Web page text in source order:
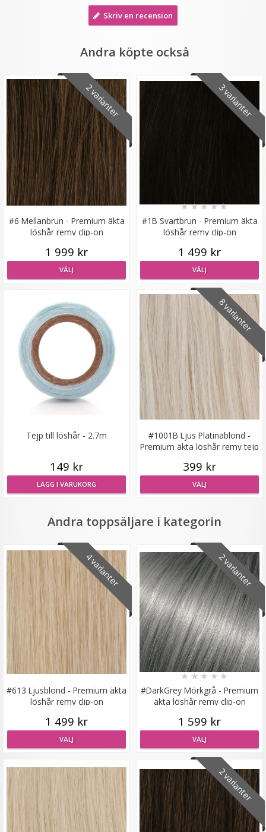
#24 Mellanblond - Original äkta löshår remy microringar
loop
★★★
179 kr
#27 Mellanbrun - Hästsvans vågig rosett
★ ★★
199 kr
LÄGG I VARUKORG
Scrunchie Märkblå
★ ★ ★★
19 kr
49 kr
LÄGG I VARUKORG
Skriv en recension
Andra köpte också
2 varianter
#6 Mellanbrun - Premium äkta
löshår remy clip-on
1 999 kr
VÄLJ
3 varianter
#1B Svartbrun - Premium äkta
löshår remy clip-on
★★★★★
1 499 kr
VÄLJ
Tejp till löshår - 2.7m
149 kr
LÄGG I VARUKORG
8 varianter
#1001B Ljus Platinablond -
Premium äkta löshår remy tejp
399 kr
VÄLJ
Andra toppsäljare i kategorin
4 varianter
#613 Ljusblond - Premium äkta
löshår remy clip-on
1 499 kr
VÄLJ
2 varianter
#DarkGrey Mörkgrå - Premium
äkta löshår remy clip-on
★★★★★
1 599 kr
VÄLJ
2 varianter